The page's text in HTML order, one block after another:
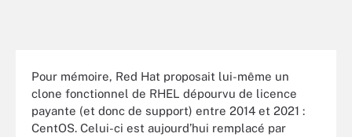
Pour mémoire, Red Hat proposait lui-même un
clone fonctionnel de RHEL dépourvu de licence
payante (et donc de support) entre 2014 et 2021 :
CentOS. Celui-ci est aujourd’hui remplacé par